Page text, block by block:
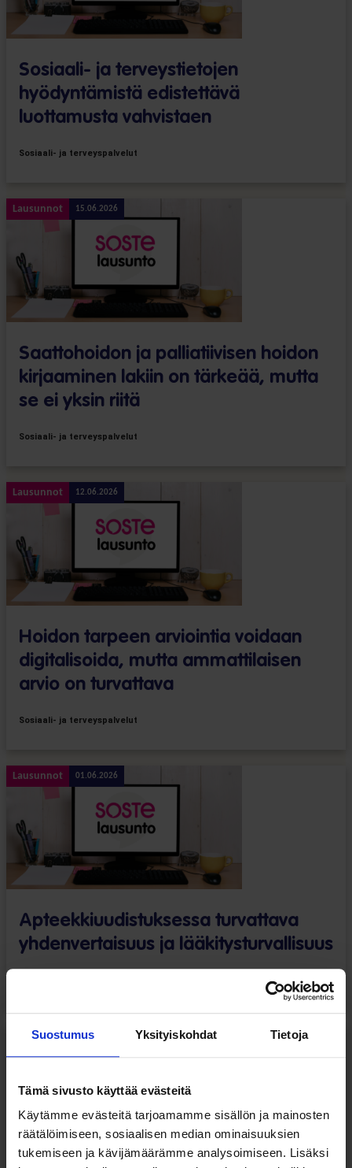
Suostumus Yksityiskohdat Tietoja
Tämä sivusto käyttää evästeitä
Käytämme evästeitä tarjoamamme sisällön ja mainosten
räätälöimiseen, sosiaalisen median ominaisuuksien
tukemiseen ja kävijämäärämme analysoimiseen. Lisäksi
Sosiaali- ja terveystietojen
hyödyntämistä edistettävä
luottamusta vahvistaen
Sosiaali- ja terveyspalvelut
Lausunnot 15.06.2026
Saattohoidon ja palliatiivisen hoidon
kirjaaminen lakiin on tärkeää, mutta
se ei yksin riitä
Sosiaali- ja terveyspalvelut
Lausunnot 12.06.2026
Hoidon tarpeen arviointia voidaan
digitalisoida, mutta ammattilaisen
arvio on turvattava
Sosiaali- ja terveyspalvelut
Lausunnot 01.06.2026
Apteekkiuudistuksessa turvattava
yhdenvertaisuus ja lääkitysturvallisuus
Lausunnot 22.05.2026